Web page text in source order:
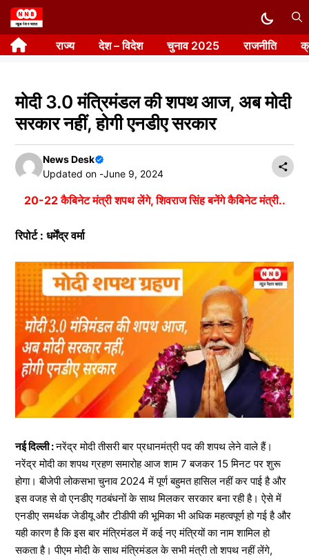
Skip
to
content राज्य देश – विदेश चुनाव 2025 राजनीति
मोदी 3.0 मंत्रिमंडल की शपथ आज, अब मोदी
सरकार नहीं, होगी एनडीए सरकार
News Desk
Updated on -June 9, 2024
20-22 कैबिनेट मंत्री शपथ लेंगे, शिवराज सिंह बनेंगे कैबिनेट मंत्री..
रिपोर्ट : धर्मेंद्र वर्मा
नई दिल्ली :नरेंद्र मोदी तीसरी बार प्रधानमंत्री पद की शपथ लेने वाले हैं।
नरेंद्र मोदी का शपथ ग्रहण समारोह आज शाम 7 बजकर 15 मिनट पर शुरू
होगा। बीजेपी लोकसभा चुनाव 2024 में पूर्ण बहुमत हासिल नहीं कर पाई है और
इस वजह से वो एनडीए गठबंधनों के साथ मिलकर सरकार बना रही है। ऐसे में
एनडीए समर्थक जेडीयू और टीडीपी की भूमिका भी अधिक महत्वपूर्ण हो गई है और
यही कारण है कि इस बार मंत्रिमंडल में कई नए मंत्रियों का नाम शामिल हो
सकता है। पीएम मोदी के साथ मंत्रिमंडल के सभी मंत्री तो शपथ नहीं लेंगे,